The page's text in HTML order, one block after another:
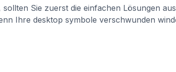
Sie zuerst die einfachen Lösungen
Ihre desktop symbole verschwunden